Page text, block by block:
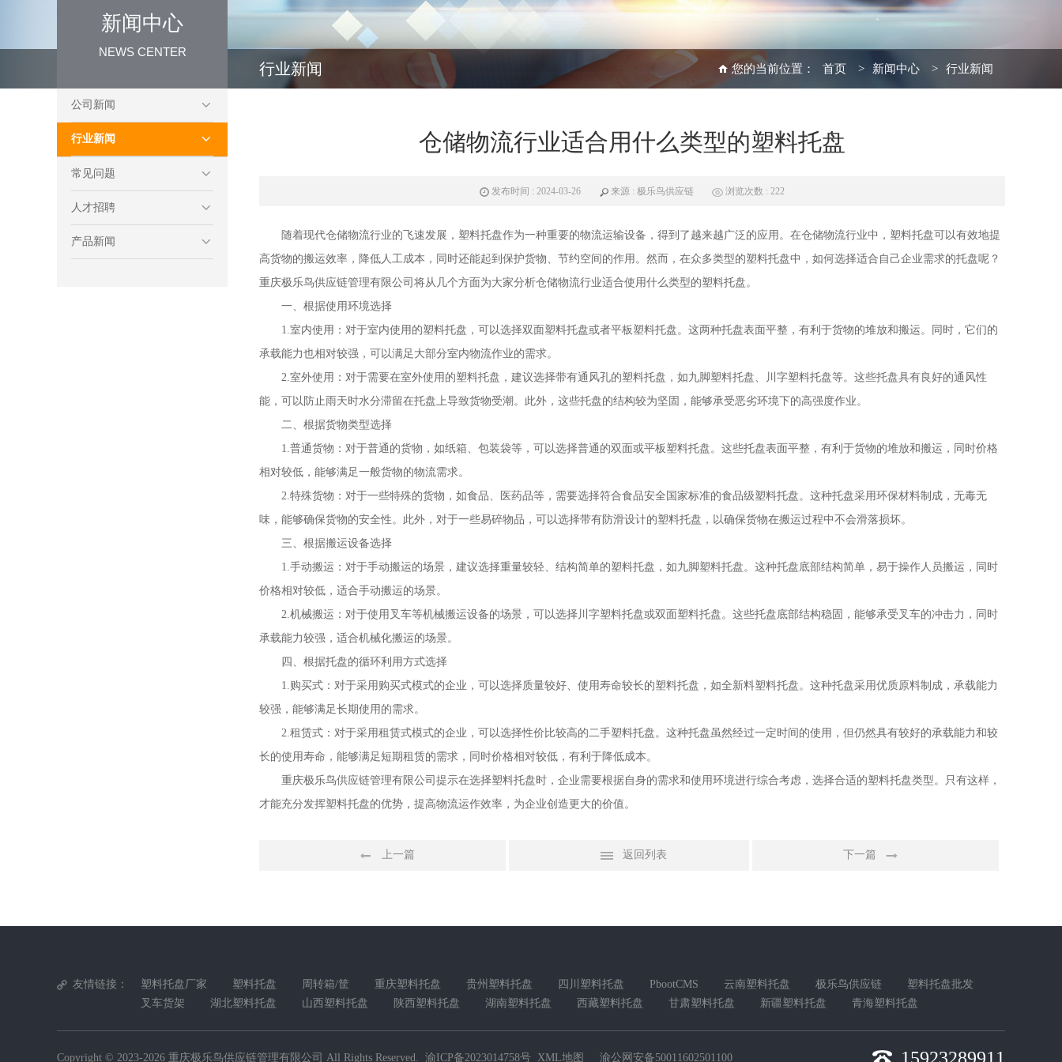
新闻中心
NEWS CENTER
公司新闻
行业新闻
常见问题
人才招聘
产品新闻
行业新闻 您的当前位置： 首页 > 新闻中心 > 行业新闻
仓储物流行业适合用什么类型的塑料托盘
发布时间 : 2024-03-26 来源 : 极乐鸟供应链 浏览次数 : 222
随着现代仓储物流行业的飞速发展， 塑料托盘作为一种重要的物流运输设备，得到了越来越广泛的应用。在仓储物流行业中， 塑料托盘可以有效地提
高货物的搬运效率，降低人工成本，同时还能起到保护货物、节约空间的作用。然而，在众多类型的塑料托盘中，如何选择适合自己企业需求的托盘呢？
重庆极乐鸟供应链管理有限公司将从几个方面为大家分析仓储物流行业适合使用什么类型的塑料托盘。
一、根据使用环境选择
1.室内使用：对于室内使用的塑料托盘，可以选择双面塑料托盘或者平板塑料托盘。这两种托盘表面平整，有利于货物的堆放和搬运。同时，它们的
承载能力也相对较强，可以满足大部分室内物流作业的需求。
2.室外使用：对于需要在室外使用的塑料托盘，建议选择带有通风孔的塑料托盘，如九脚塑料托盘、川字塑料托盘等。这些托盘具有良好的通风性
能，可以防止雨天时水分滞留在托盘上导致货物受潮。此外，这些托盘的结构较为坚固，能够承受恶劣环境下的高强度作业。
二、根据货物类型选择
1.普通货物：对于普通的货物，如纸箱、包装袋等，可以选择普通的双面或平板塑料托盘。这些托盘表面平整，有利于货物的堆放和搬运，同时价格
相对较低，能够满足一般货物的物流需求。
2.特殊货物：对于一些特殊的货物，如食品、医药品等，需要选择符合食品安全国家标准的食品级塑料托盘。这种托盘采用环保材料制成，无毒无
味，能够确保货物的安全性。此外，对于一些易碎物品，可以选择带有防滑设计的塑料托盘，以确保货物在搬运过程中不会滑落损坏。
三、根据搬运设备选择
1.手动搬运：对于手动搬运的场景，建议选择重量较轻、结构简单的塑料托盘，如九脚塑料托盘。这种托盘底部结构简单，易于操作人员搬运，同时
价格相对较低，适合手动搬运的场景。
2.机械搬运：对于使用 叉车等机械搬运设备的场景，可以选择川字塑料托盘或双面塑料托盘。这些托盘底部结构稳固，能够承受 叉车的冲击力，同时
承载能力较强，适合机械化搬运的场景。
四、根据托盘的循环利用方式选择
1.购买式：对于采用购买式模式的企业，可以选择质量较好、使用寿命较长的塑料托盘，如全新料塑料托盘。这种托盘采用优质原料制成，承载能力
较强，能够满足长期使用的需求。
2.租赁式：对于采用租赁式模式的企业，可以选择性价比较高的二手塑料托盘。这种托盘虽然经过一定时间的使用，但仍然具有较好的承载能力和较
长的使用寿命，能够满足短期租赁的需求，同时价格相对较低，有利于降低成本。
重庆极乐鸟供应链管理有限公司提示在选择塑料托盘时，企业需要根据自身的需求和使用环境进行综合考虑，选择合适的塑料托盘类型。只有这样，
才能充分发挥塑料托盘的优势，提高物流运作效率，为企业创造更大的价值。
上一篇 返回列表 下一篇
友情链接： 塑料托盘厂家 塑料托盘 周转箱/筐 重庆塑料托盘 贵州塑料托盘 四川塑料托盘 PbootCMS 云南塑料托盘 极乐鸟供应链
塑料托盘批发
叉车货架
湖北塑料托盘 山西塑料托盘 陕西塑料托盘 湖南塑料托盘 西藏塑料托盘 甘肃塑料托盘 新疆塑料托盘 青海塑料托盘
Copyright © 2023-2026 重庆极乐鸟供应链管理有限公司 All Rights Reserved. 渝ICP备2023014758号 XML地图 渝公网安备50011602501100 15923289911